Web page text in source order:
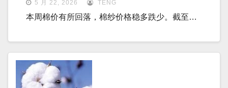
5 月 22, 2026 TENG
本周棉价有所回落，棉纱价格稳多跌少。截至…